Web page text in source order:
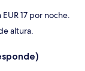
17 por noche.
altura.